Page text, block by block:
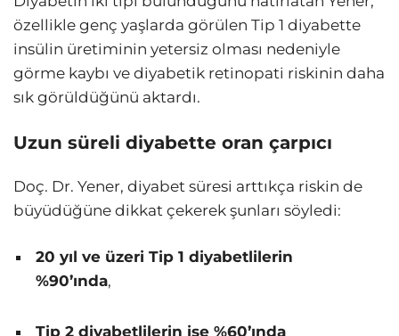
özellikle genç yaşlarda görülen Tip 1 diyabette
insülin üretiminin yetersiz olması nedeniyle
görme kaybı ve diyabetik retinopati riskinin daha
sık görüldüğünü aktardı.
Uzun süreli diyabette oran çarpıcı
Doç. Dr. Yener, diyabet süresi arttıkça riskin de
büyüdüğüne dikkat çekerek şunları söyledi:
20 yıl ve üzeri Tip 1 diyabetlilerin
%90’ında,
Tip 2 diyabetlilerin ise %60’ında